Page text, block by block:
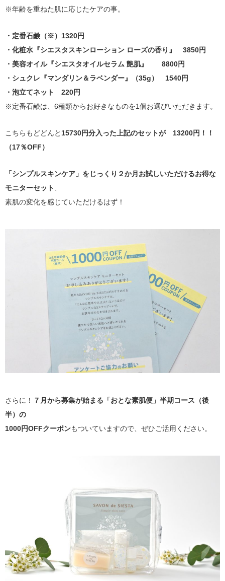
※年齢を重ねた肌に応じたケアの事。
・定番石鹸（※）1320円
・化粧水『シエスタスキンローション ローズの香り』 3850円
・美容オイル『シエスタオイルセラム 艶肌』 8800円
・シュクレ『マンダリン＆ラベンダー』（35g） 1540円
・泡立てネット 220円
※定番石鹸は、6種類からお好きなものを1個お選びいただきます。
こちらもどどんと15730円分入った上記のセットが 13200円！！
（17％OFF）
「シンプルスキンケア」をじっくり２か月お試しいただけるお得な
モニターセット、
素肌の変化を感じていただけるはず！
さらに！ ７月から募集が始まる「おとな素肌便」半期コース（後
半）の
1000円OFFクーポンもついていますので、ぜひご活用ください。